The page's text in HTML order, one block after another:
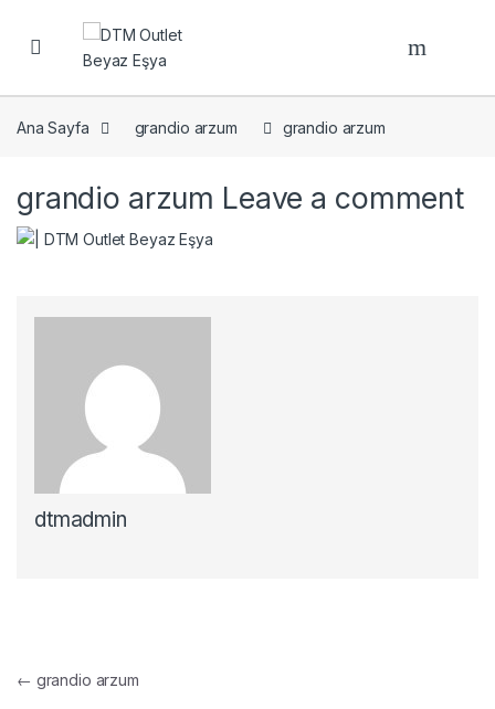
Open
Ana Sayfa grandio arzum grandio arzum
grandio arzum Leave a comment
dtmadmin
Yazı gezinmesi
← grandio arzum